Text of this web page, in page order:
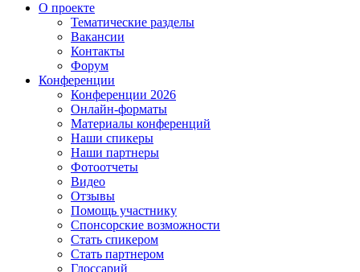
О проекте
Тематические разделы
Вакансии
Контакты
Форум
Конференции
Конференции 2026
Онлайн-форматы
Материалы конференций
Наши спикеры
Наши партнеры
Фотоотчеты
Видео
Отзывы
Помощь участнику
Спонсорские возможности
Стать спикером
Стать партнером
Глоссарий